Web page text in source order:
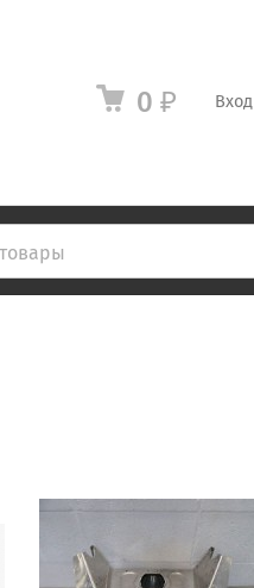
Вход
0 ₽